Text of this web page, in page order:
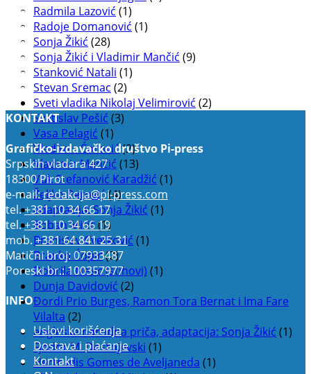
Radmila Lazović (1)
Radoje Domanović (1)
Sonja Žikić (28)
Sonja Žikić i Vladimir Mančić (9)
Stanković Natali (1)
Stevan Sremac (2)
Sveti vladika Nikolaj Velimirović (2)
Svetislav Pešić (3)
Vasa Pelagić (1)
Vladimir Ćorović(2)
Vladimir Mančić (13)
Vuk Stefanović Karadžić (1)
Željko Perović(4)
adaptacija: Sonja Žikić (1)
Boban Mitić(1)
Branislav Cvetković (1)
Branko Ćopić(2)
Dobrila Nezić (stihovi) (1)
Dunja Davidović (2)
Đordi Prio Burges, Ramon Tora Bernat i Ima Fare
Vilalta (2)
engleska narodna priča, adaptacija: Sonja Žikić (1)
Fjodor M. Dostojevski (1)
Hertrudis Gomes de Aveljaneda (1)
KONTAKT
Grafičko-izdavačko društvo Pi-press
Srpskih vladara 427
18300 Pirot
e-mail:redakcija@pi-press.com
tel.+381 10 34 66 17
tel.+381 10 34 66 19
mob.+381 64 841 25 31
Matični broj: 07933487
Poreski br.: 100357977
INFO
Uslovi korišćenja
Dostava i plaćanje
Kontakt